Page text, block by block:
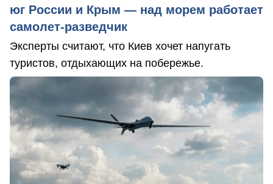
юг России и Крым — над морем работает
самолет-разведчик
Эксперты считают, что Киев хочет напугать
туристов, отдыхающих на побережье.